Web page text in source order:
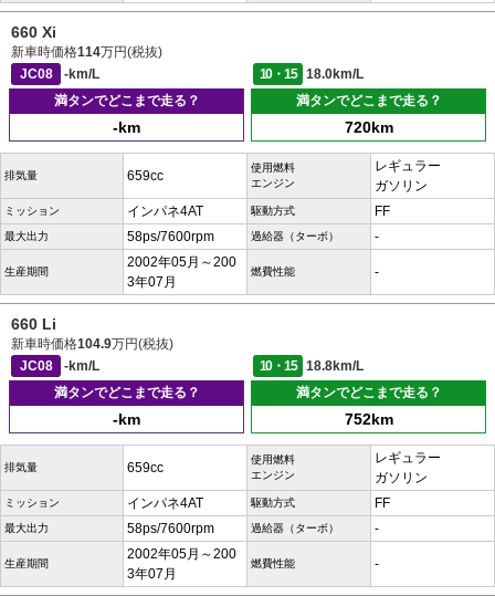
660 Xi
新車時価格114万円(税抜)
JC08
-km/L 10・15
18.0km/L
満タンでどこまで走る？
-km
満タンでどこまで走る？
720km
排気量 659cc
使用燃料
エンジン
レギュラー
ガソリン
ミッション インパネ4AT 駆動方式 FF
最大出力 58ps/7600rpm 過給器（ターボ） -
生産期間
2002年05月～200
3年07月
燃費性能 -
660 Li
新車時価格104.9万円(税抜)
JC08
-km/L 10・15
18.8km/L
満タンでどこまで走る？
-km
満タンでどこまで走る？
752km
排気量 659cc
使用燃料
エンジン
レギュラー
ガソリン
ミッション インパネ4AT 駆動方式 FF
最大出力 58ps/7600rpm 過給器（ターボ） -
生産期間
2002年05月～200
3年07月
燃費性能 -